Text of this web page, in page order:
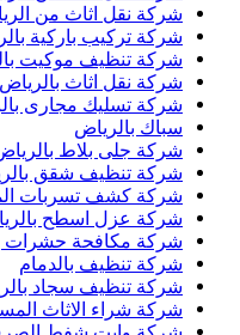
شركة نقل اثاث من
شركة تركيب باركية
شركة تنظيف موكيت
شركة نقل اثاث بالرياض
شركة تسليك مجارى
سباك بالرياض
شركة جلى بلاط
شركة تنظيف شقق
شركة كشف تسربات
شركة عزل اسطح
شركة مكافحة حشرات
شركة تنظيف بالدمام
شركة تنظيف سجاد
شركة شراء الاثاث